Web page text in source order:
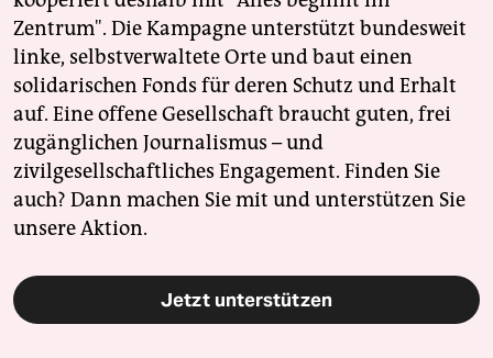
Zentrum". Die Kampagne unterstützt bundesweit
linke, selbstverwaltete Orte und baut einen
solidarischen Fonds für deren Schutz und Erhalt
auf. Eine offene Gesellschaft braucht guten, frei
zugänglichen Journalismus – und
zivilgesellschaftliches Engagement. Finden Sie
auch? Dann machen Sie mit und unterstützen Sie
unsere Aktion.
Jetzt unterstützen